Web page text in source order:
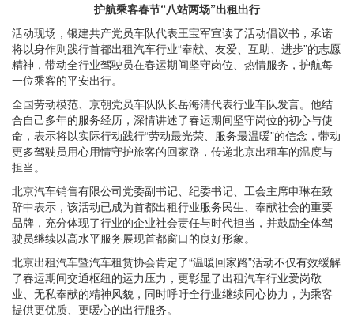
护航乘客春节“八站两场”出租出行
活动现场，银建共产党员车队代表王宝军宣读了活动倡议书，承诺
将以身作则践行首都出租汽车行业“奉献、友爱、互助、进步”的志愿
精神，带动全行业驾驶员在春运期间坚守岗位、热情服务，护航每
一位乘客的平安出行。
全国劳动模范、京朝党员车队队长岳海清代表行业车队发言。他结
合自己多年的服务经历，深情讲述了春运期间坚守岗位的初心与使
命，表示将以实际行动践行“劳动最光荣、服务最温暖”的信念，带动
更多驾驶员用心用情守护旅客的回家路，传递北京出租车的温度与
担当。
北京汽车销售有限公司党委副书记、纪委书记、工会主席申琳在致
辞中表示，该活动已成为首都出租行业服务民生、奉献社会的重要
品牌，充分体现了行业的企业社会责任与时代担当，并鼓励全体驾
驶员继续以高水平服务展现首都窗口的良好形象。
北京出租汽车暨汽车租赁协会肯定了“温暖回家路”活动不仅有效缓解
了春运期间交通枢纽的运力压力，更彰显了出租汽车行业爱岗敬
业、无私奉献的精神风貌，同时呼吁全行业继续同心协力，为乘客
提供更优质、更暖心的出行服务。